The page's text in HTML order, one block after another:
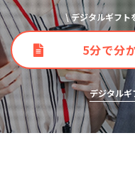
\ デジタルギフト
5分で分
デジタルギ